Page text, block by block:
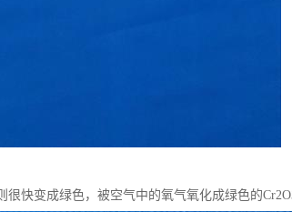
快变成绿色，被空气中的氧气氧化成绿色的